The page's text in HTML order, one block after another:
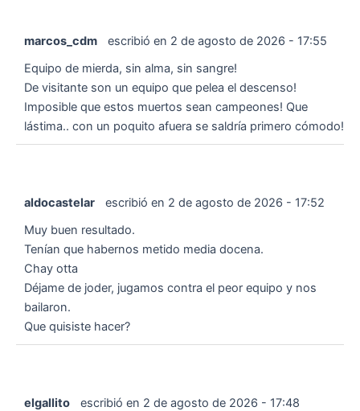
marcos_cdm escribió en 2 de agosto de 2026 - 17:55
Equipo de mierda, sin alma, sin sangre!
De visitante son un equipo que pelea el descenso!
Imposible que estos muertos sean campeones! Que
lástima.. con un poquito afuera se saldría primero cómodo!
aldocastelar escribió en 2 de agosto de 2026 - 17:52
Muy buen resultado.
Tenían que habernos metido media docena.
Chay otta
Déjame de joder, jugamos contra el peor equipo y nos
bailaron.
Que quisiste hacer?
elgallito escribió en 2 de agosto de 2026 - 17:48